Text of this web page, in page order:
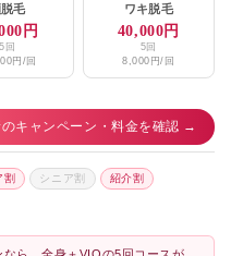
★4.6 / 5（89件）
脱毛
円
5回
円/回
ワキ脱毛
40,000円
5回
8,000円/回
キャンペーン・料金を確認 →
割 シニア割 紹介割